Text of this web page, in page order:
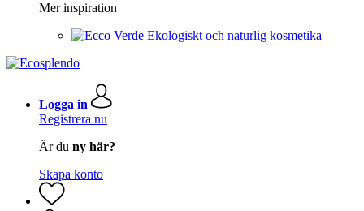
Mer inspiration
Ekologiskt och naturlig kosmetika
Logga in
Registrera nu
Är du ny här?
Skapa konto